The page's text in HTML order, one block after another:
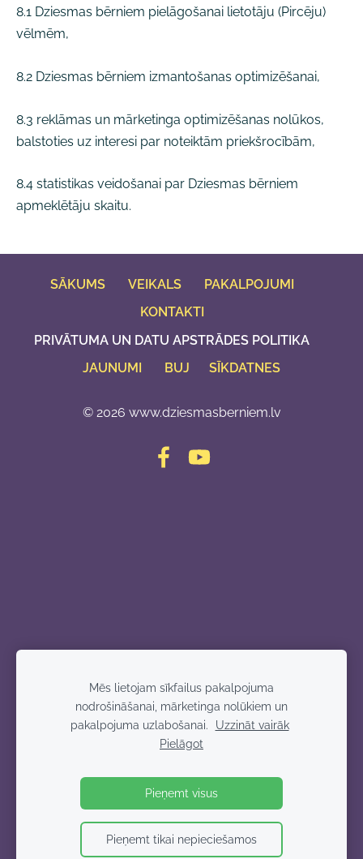
8.1 Dziesmas bērniem pielāgošanai lietotāju (Pircēju)
vēlmēm,
8.2 Dziesmas bērniem izmantošanas optimizēšanai,
8.3 reklāmas un mārketinga optimizēšanas nolūkos,
balstoties uz interesi par noteiktām priekšrocībām,
8.4 statistikas veidošanai par Dziesmas bērniem
apmeklētāju skaitu.
SĀKUMS VEIKALS
PAKALPOJUMI
KONTAKTI
PRIVĀTUMA UN DATU APSTRĀDES POLITIKA
JAUNUMI
BUJ SĪKDATNES
© 2026 www.dziesmasberniem.lv
Mēs lietojam sīkfailus pakalpojuma
nodrošināšanai, mārketinga nolūkiem un
pakalpojuma uzlabošanai.
Uzzināt vairāk
Pielāgot
Pieņemt visus
Pieņemt tikai nepieciešamos